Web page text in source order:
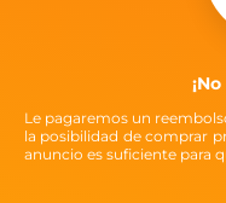
Le pagaremos un
la posibilidad de comprar
anuncio es suficiente para